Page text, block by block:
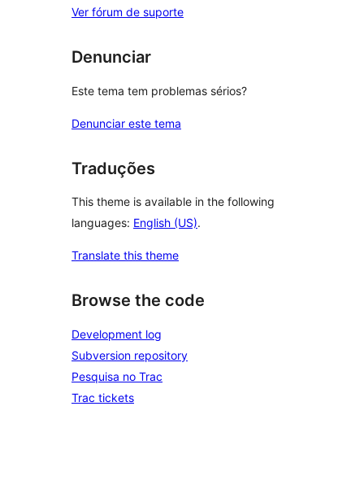
Ver fórum de suporte
Denunciar
Este tema tem problemas sérios?
Denunciar este tema
Traduções
This theme is available in the following
languages: English (US).
Translate this theme
Browse the code
Development log
Subversion repository
Pesquisa no Trac
Trac tickets